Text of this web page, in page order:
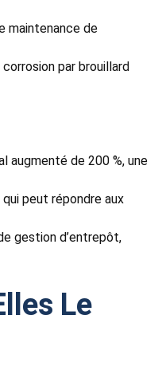
maintenance de
par brouillard
augmenté de 200 %, une
peut répondre aux
gestion d’entrepôt,
Le